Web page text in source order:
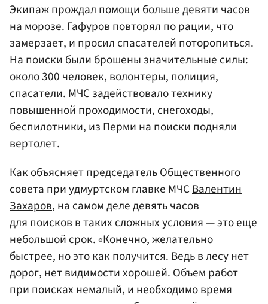
Экипаж прождал помощи больше девяти часов
на морозе. Гафуров повторял по рации, что
замерзает, и просил спасателей поторопиться.
На поиски были брошены значительные силы:
около 300 человек, волонтеры, полиция,
спасатели.МЧСзадействовало технику
повышенной проходимости, снегоходы,
беспилотники, из Перми на поиски подняли
вертолет.
Как объясняет председатель Общественного
совета при удмуртском главке МЧСВалентин
Захаров, на самом деле девять часов
для поисков в таких сложных условия — это еще
небольшой срок. «Конечно, желательно
быстрее, но это как получится. Ведь в лесу нет
дорог, нет видимости хорошей. Объем работ
при поисках немалый, и необходимо время